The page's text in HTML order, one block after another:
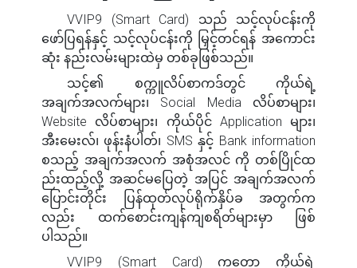
VVIP9 (Smart Card) သည် သင့်လုပ်ငန်းကို
ဖော်ပြရန်နှင့် သင့်လုပ်ငန်းကို မြှင့်တင်ရန် အကောင်း
ဆုံး နည်းလမ်းများထဲမှ တစ်ခုဖြစ်သည်။
သင့်၏ စက္ကူလိပ်စာကဒ်တွင် ကိုယ်ရဲ့
အချက်အလက်များ၊ Social Media လိပ်စာများ၊
Website လိပ်စာများ၊ ကိုယ်ပိုင် Application များ၊
အီးမေးလ်၊ ဖုန်းနံပါတ်၊ SMS နှင့် Bank information
စသည့် အချက်အလက် အစုံအလင် ကို တစ်ပြိုင်ထ
ည်းထည့်လို့ အဆင်မပြေတဲ့ အပြင် အချက်အလက်
ပြောင်းတိုင်း ပြန်ထုတ်လုပ်ရိုက်နှိပ်ခ အတွက်က
လည်း ထက်စောင်းကျန်ကျစရိတ်များမှာ ဖြစ်
ပါသည်။
VVIP9 (Smart Card) ကတော့ ကိုယ်ရဲ့